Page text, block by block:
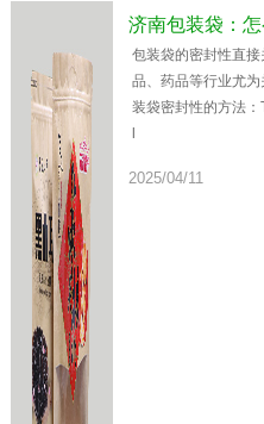
济南包装袋：
包装袋的密封性直
品、药品等行业尤
装袋密封性的方法
2025/04/11